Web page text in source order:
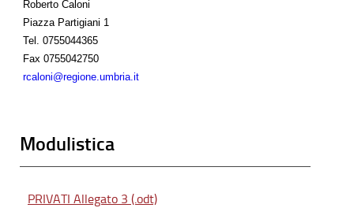
Roberto Caloni
Piazza Partigiani 1
Tel. 0755044365
Fax 0755042750
rcaloni@regione.umbria.it
Modulistica
PRIVATI Allegato 3 (.odt)